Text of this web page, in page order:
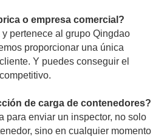
o empresa comercial?
pertenece al grupo Qingdao
proporcionar una única
Y puedes conseguir el
de carga de contenedores?
para enviar un inspector, no solo
sino en cualquier momento